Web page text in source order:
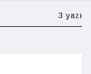
3 yazı